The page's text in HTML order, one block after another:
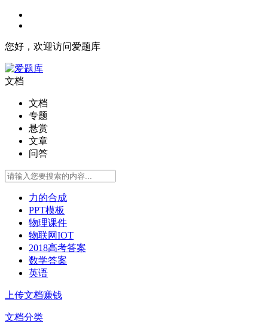
您好，欢迎访问爱题库
文档
文档
专题
悬赏
文章
问答
力的合成
PPT模板
物理课件
物联网IOT
2018高考答案
数学答案
英语
上传文档赚钱
文档分类